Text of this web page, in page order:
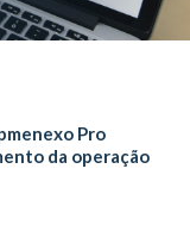
Pro
da operação